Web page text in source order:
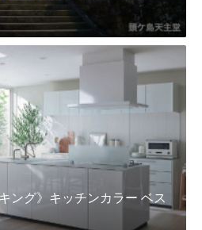
グ》キッチンカラー ベス